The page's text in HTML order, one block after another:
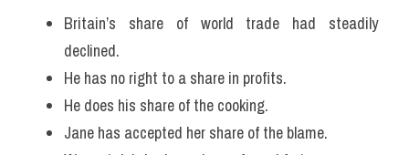
Britain’s share of world trade had steadily
declined.
He has no right to a share in profits.
He does his share of the cooking.
Jane has accepted her share of the blame.